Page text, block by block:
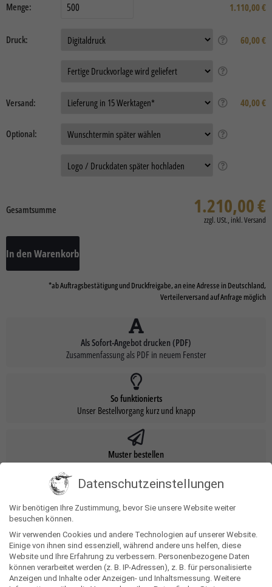
Blockbodenbeutel aus transparenter Folie. Werbeanbringung als Werbereiter in
4c individuell bedruckbar.
Produkteigenschaften
Menge: 1.110,00€
Druck: 60,00 €
Versand: 40,00 €
Optional:
Gesamtsumme 1.210,00€
In den Warenkorb
*ab Auftragsbestätigung und Druckfreigabe, an eine Adresse in Deutschland,
Verteilerversand auf Anfrage möglich
Als Sofort-Angebot drucken (PDF)
Zusammenfassung als PDF in neuem Fenster
So funktionierts
Unser Bestellvorgang kurz und knapp
Muster bestellen
Mit einem Klick ein Muster in den Warenkorb legen
Datenschutzeinstellungen
Wir benötigen Ihre Zustimmung, bevor Sie unsere Website weiter
besuchen können.
Wir verwenden Cookies und andere Technologien auf unserer Website.
Einige von ihnen sind essenziell, während andere uns helfen, diese
Website und Ihre Erfahrung zu verbessern. Personenbezogene Daten
können verarbeitet werden (z. B. IP-Adressen), z. B. für personalisierte
Anzeigen und Inhalte oder Anzeigen- und Inhaltsmessung. Weitere